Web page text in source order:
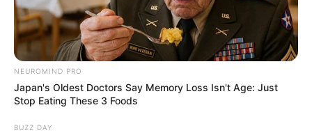
NEUROMIND PRO
Japan's Oldest Doctors Say Memory Loss Isn't Age: Just
Stop Eating These 3 Foods
BUZZ DAY